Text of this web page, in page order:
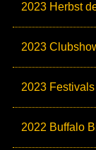
2023 Herbst
2023
2023 Festivals
2022 Buffalo